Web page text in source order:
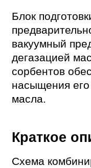
Блок
вакуумный
дегазацией
сорбентов
насыщения
масла.
Краткое
Схема